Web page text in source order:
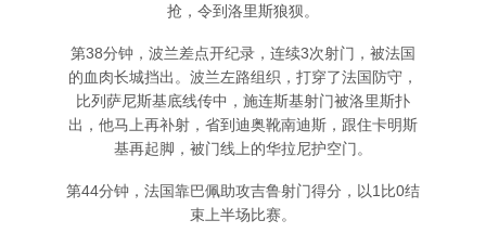
抢，令到洛里斯狼狈。
第38分钟，波兰差点开纪录，连续3次射门，被法国
的血肉长城挡出。波兰左路组织，打穿了法国防守，
比列萨尼斯基底线传中，施连斯基射门被洛里斯扑
出，他马上再补射，省到迪奥靴南迪斯，跟住卡明斯
基再起脚，被门线上的华拉尼护空门。
第44分钟，法国靠巴佩助攻吉鲁射门得分，以1比0结
束上半场比赛。